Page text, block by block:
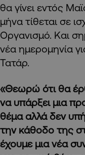
θα γίνει εντός
μήνα τίθεται σε
Οργανισμό. Και
νέα ημερομηνία
Τατάρ.
«Θεωρώ ότι θα
να υπάρξει μια
θέμα αλλά δεν
την κάθοδο της
έχουμε μια νέα